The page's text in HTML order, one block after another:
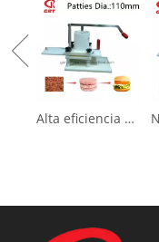
Alta eficiencia Nueva prensa de hamburguesas para hacer pastel de carne (GRT-HR-110L)